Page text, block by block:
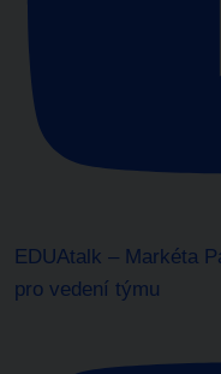
EDUAtalk – Markéta
pro vedení týmu